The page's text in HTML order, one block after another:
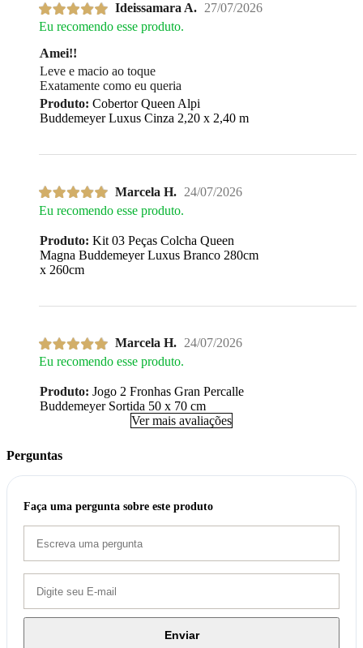
Ideissamara A. 27/07/2026
Eu recomendo esse produto.
Amei!!
Leve e macio ao toque
Exatamente como eu queria
Produto: Cobertor Queen Alpi
Buddemeyer Luxus Cinza 2,20 x 2,40 m
Marcela H. 24/07/2026
Eu recomendo esse produto.
Produto: Kit 03 Peças Colcha Queen
Magna Buddemeyer Luxus Branco 280cm
x 260cm
Marcela H. 24/07/2026
Eu recomendo esse produto.
Produto: Jogo 2 Fronhas Gran Percalle
Buddemeyer Sortida 50 x 70 cm
Ver mais avaliações
Perguntas
Faça uma pergunta sobre este produto
Enviar